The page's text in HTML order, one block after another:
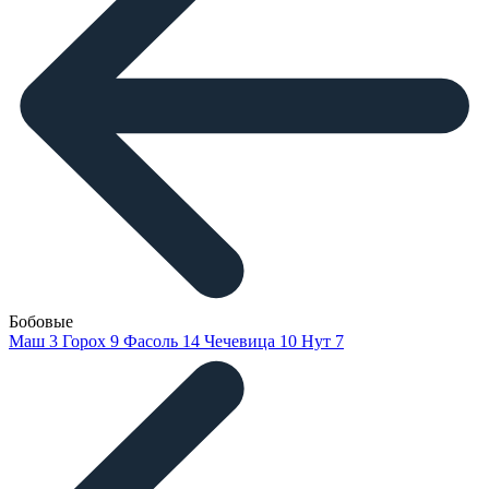
Бобовые
Маш 3 Горох 9 Фасоль 14 Чечевица 10 Нут 7